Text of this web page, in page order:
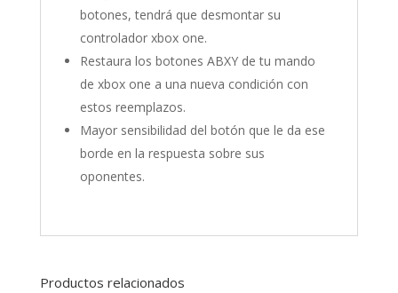
botones, tendrá que desmontar su
controlador xbox one.
Restaura los botones ABXY de tu mando
de xbox one a una nueva condición con
estos reemplazos.
Mayor sensibilidad del botón que le da ese
borde en la respuesta sobre sus
oponentes.
Productos relacionados